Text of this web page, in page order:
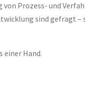
Prozess- und
sind gefragt –
einer Hand.